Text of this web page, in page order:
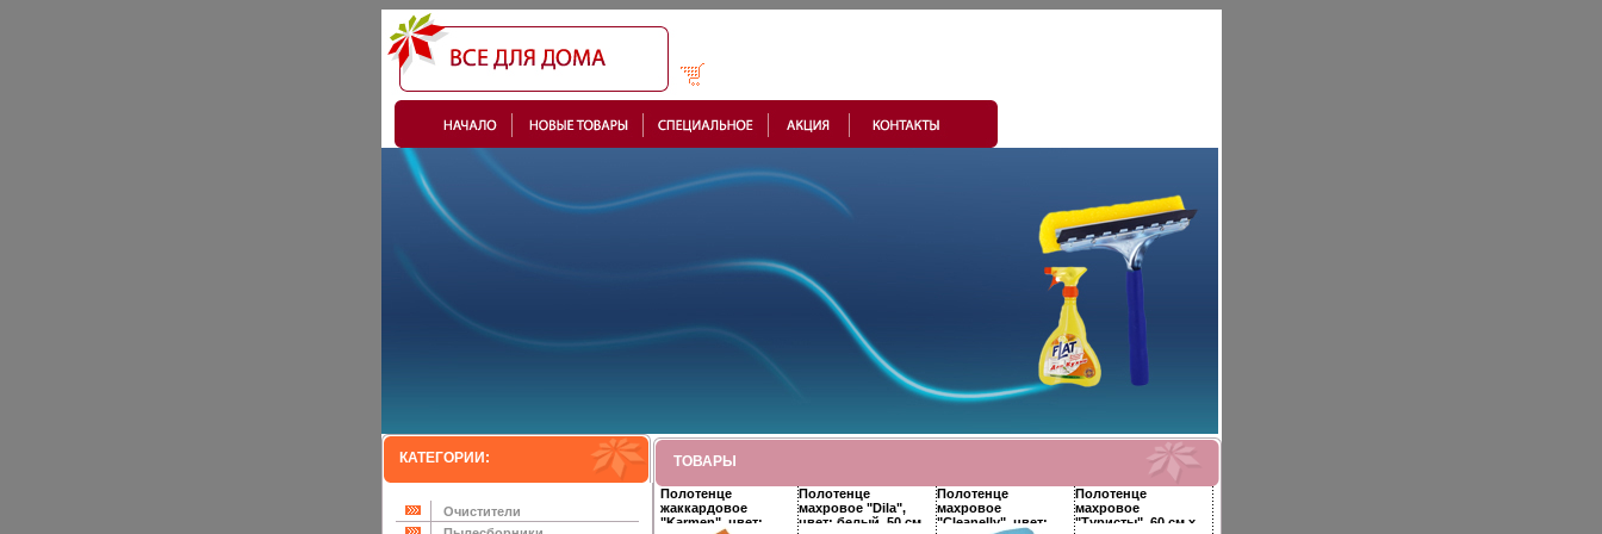
КАТЕГОРИИ:
Очистители
ТОВАРЫ
Полотенце
жаккардовое
"Karmen", цвет:
Полотенце
махровое "Dila",
цвет: белый, 50 см
Полотенце
махровое
"Cleanelly", цвет:
Полотенце
махровое
"Туристы", 60 см х